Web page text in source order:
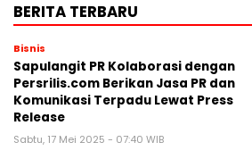
BERITA TERBARU
Bisnis
Sapulangit PR Kolaborasi dengan
Persrilis.com Berikan Jasa PR dan
Komunikasi Terpadu Lewat Press
Release
Sabtu, 17 Mei 2025 - 07:40 WIB